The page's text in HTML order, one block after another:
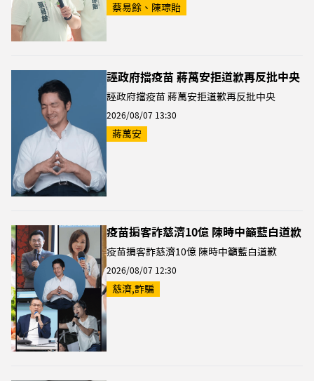
蔡易餘、陳琮貽
誣政府擋疫苗 蔣萬安拒道歉再反批中央
誣政府擋疫苗 蔣萬安拒道歉再反批中央
2026/08/07 13:30
蔣萬安
疫苗掮客詐慈濟10億 陳時中籲藍白道歉
疫苗掮客詐慈濟10億 陳時中籲藍白道歉
2026/08/07 12:30
慈濟,詐騙